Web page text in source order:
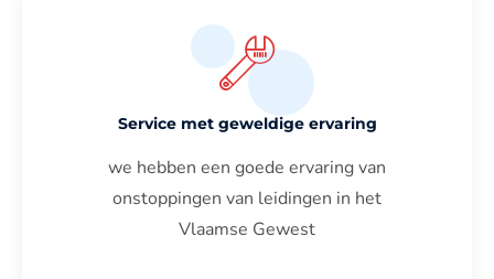
Service met geweldige ervaring
we hebben een goede ervaring van
onstoppingen van leidingen in het
Vlaamse Gewest